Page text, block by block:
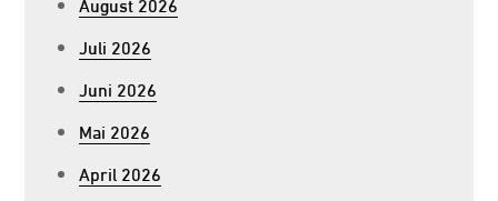
Juli 2026
Juni 2026
Mai 2026
April 2026